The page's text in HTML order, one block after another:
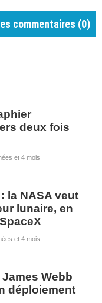
commentaires (0)
deux fois
et 4 mois
la NASA veut
lunaire, en
et 4 mois
Webb
déploiement